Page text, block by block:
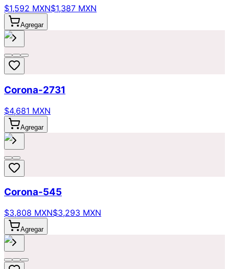
$1,592 MXN$1,387 MXN
Agregar
Corona-2731
$4,681 MXN
Agregar
Corona-545
$3,808 MXN$3,293 MXN
Agregar